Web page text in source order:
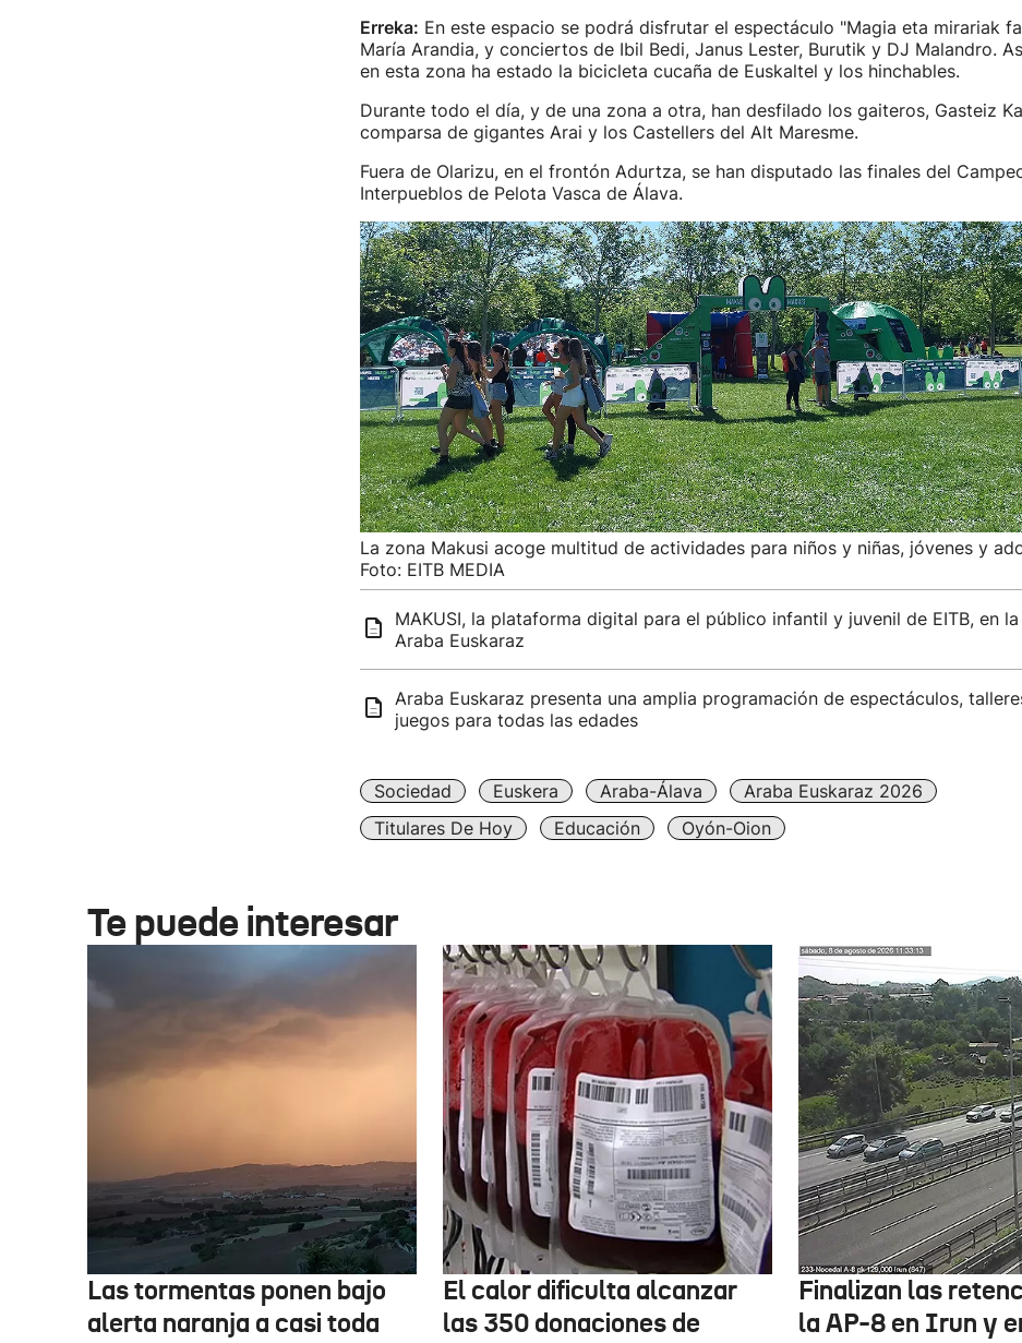
Erreka: En este espacio se podrá disfrutar el espectáculo "Magia eta mirariak
María Arandia, y conciertos de Ibil Bedi, Janus Lester, Burutik y DJ Malandro.
en esta zona ha estado la bicicleta cucaña de Euskaltel y los hinchables.
Durante todo el día, y de una zona a otra, han desfilado los gaiteros, Gasteiz
comparsa de gigantes Arai y los Castellers del Alt Maresme.
Fuera de Olarizu, en el frontón Adurtza, se han disputado las finales del
Interpueblos de Pelota Vasca de Álava.
La zona Makusi acoge multitud de actividades para niños y niñas, jóvenes y
Foto: EITB MEDIA
MAKUSI, la plataforma digital para el público infantil y juvenil de EITB, en
Araba Euskaraz
Araba Euskaraz presenta una amplia programación de espectáculos,
juegos para todas las edades
Sociedad Euskera Araba-Álava
Araba Euskaraz 2026
Titulares De Hoy
Educación Oyón-Oion
Te puede interesar
Las tormentas ponen bajo
alerta naranja a casi toda
El calor dificulta alcanzar
las 350 donaciones de
Finalizan las
la AP-8 en Irun y